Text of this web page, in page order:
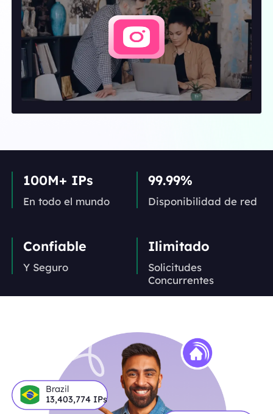
100M+ IPs
En todo el mundo
99.99%
Disponibilidad de red
Confiable
Y Seguro
Ilimitado
Solicitudes
Concurrentes
Brazil
13,403,774IPs